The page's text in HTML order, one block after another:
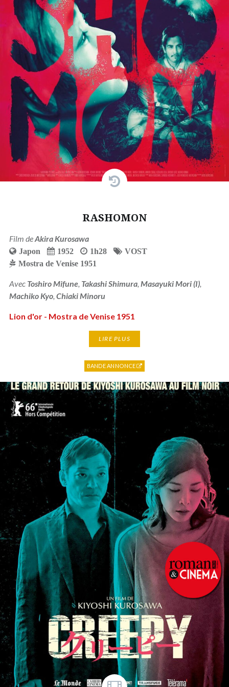
RASHOMON
Film deAkira Kurosawa
Japon 1952 1h28
VOST
Mostra de Venise 1951
Avec Toshiro Mifune, Takashi Shimura, Masayuki Mori (I),
Machiko Kyo, Chiaki Minoru
Lion d'or - Mostra de Venise 1951
LIRE PLUS
BANDE ANNONCE